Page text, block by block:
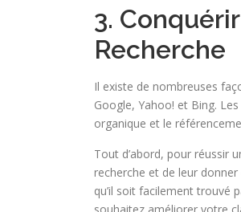
3.
Recherche
Il existe de nombreuses
Google, Yahoo! et Bing.
organique et le
Tout d’abord, pour réussir
recherche et de leur
qu’il soit facilement trouvé